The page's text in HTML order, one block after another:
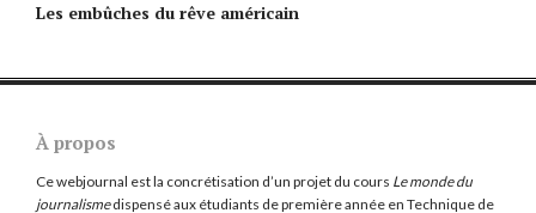
Les embûches du rêve américain
À propos
Ce webjournal est la concrétisation d’un projet du cours Le monde du
journalismedispensé aux étudiants de première année en Technique de